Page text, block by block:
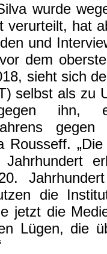
wurde
verurteilt, hat
und
dem
sieht sich
selbst als zu
ihn,
Rousseff.
die
jetzt die
Lügen, die